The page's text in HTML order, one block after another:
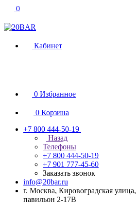
0
Кабинет
0 Избранное
0 Корзина
+7 800 444-50-19
Назад
Телефоны
+7 800 444-50-19
+7 901 777-45-60
Заказать звонок
info@20bar.ru
г. Москва, Кировоградская
павильон 2-17В